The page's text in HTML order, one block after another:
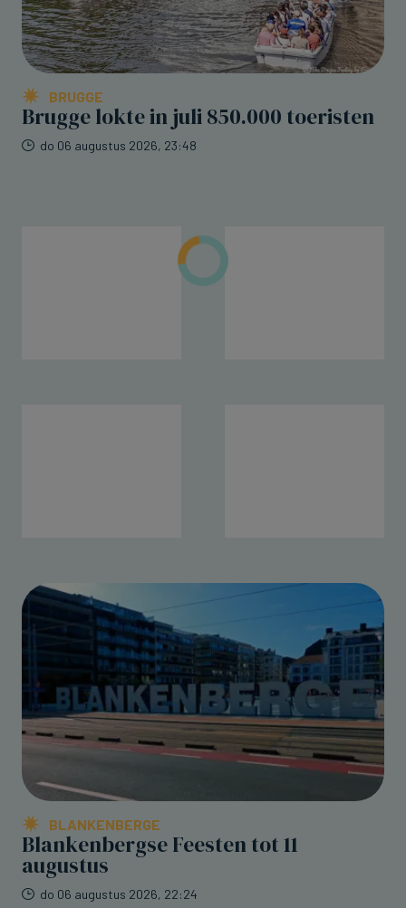
BRUGGE
Brugge lokte in juli 850.000 toeristen
do 06 augustus 2026, 23:48
BLANKENBERGE
Blankenbergse Feesten tot 11
augustus
do 06 augustus 2026, 22:24